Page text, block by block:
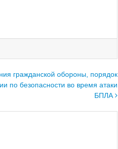
гражданской обороны, порядок
по безопасности во время атаки
БПЛА